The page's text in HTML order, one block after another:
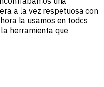
a la vez respetuosa con
la usamos en todos
herramienta que